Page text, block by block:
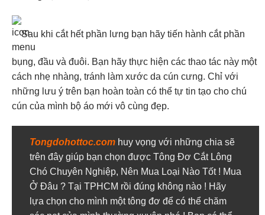
Sau khi cắt hết phần lưng bạn hãy tiến hành cắt phần
bụng, đầu và đuôi. Bạn hãy thực hiện các thao tác này một
cách nhẹ nhàng, tránh làm xước da cún cưng. Chỉ với
những lưu ý trên bạn hoàn toàn có thể tự tin tạo cho chú
cún của mình bộ áo mới vô cùng đẹp.
Tongdohottoc.com huy vọng với những chia sẽ
trên đây giúp bạn chọn được Tông Đơ Cắt Lông
Chó Chuyên Nghiệp, Nên Mua Loại Nào Tốt ! Mua
Ở Đâu ? Tại TPHCM rồi đúng không nào ! Hãy
lựa chọn cho mình một tông đơ để có thể chăm